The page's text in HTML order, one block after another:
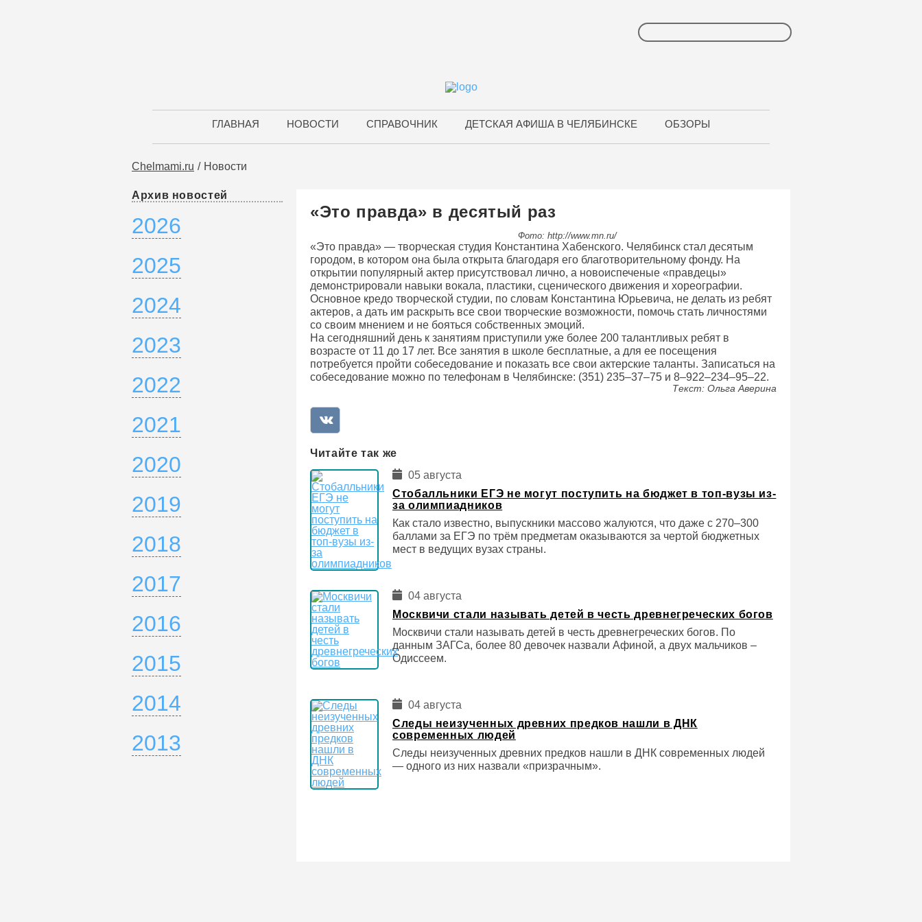
ГЛАВНАЯ НОВОСТИ СПРАВОЧНИК ДЕТСКАЯ АФИША В ЧЕЛЯБИНСКЕ ОБЗОРЫ
Chelmami.ru Новости
Архив новостей
2026
2025
2024
2023
2022
2021
2020
2019
2018
2017
2016
2015
2014
2013
«Это правда» в десятый раз
Фото: http://www.mn.ru/
«Это правда» — творческая студия Константина Хабенского. Челябинск стал десятым
городом, в котором она была открыта благодаря его благотворительному фонду. На
открытии популярный актер присутствовал лично, а новоиспеченые «правдецы»
демонстрировали навыки вокала, пластики, сценического движения и хореографии.
Основное кредо творческой студии, по словам Константина Юрьевича, не делать из ребят
актеров, а дать им раскрыть все свои творческие возможности, помочь стать личностями
со своим мнением и не бояться собственных эмоций.
На сегодняшний день к занятиям приступили уже более 200 талантливых ребят в
возрасте от 11 до 17 лет. Все занятия в школе бесплатные, а для ее посещения
потребуется пройти собеседование и показать все свои актерские таланты. Записаться на
собеседование можно по телефонам в Челябинске: (351) 235–37–75 и 8–922–234–95–22.
Текст: Ольга Аверина
Читайте так же
05 августа
Стобалльники ЕГЭ не могут поступить на бюджет в топ-вузы из-
за олимпиадников
Как стало известно, выпускники массово жалуются, что даже с 270–300
баллами за ЕГЭ по трём предметам оказываются за чертой бюджетных
мест в ведущих вузах страны.
04 августа
Москвичи стали называть детей в честь древнегреческих богов
Москвичи стали называть детей в честь древнегреческих богов. По
данным ЗАГСа, более 80 девочек назвали Афиной, а двух мальчиков –
Одиссеем.
04 августа
Следы неизученных древних предков нашли в ДНК
современных людей
Следы неизученных древних предков нашли в ДНК современных людей
— одного из них назвали «призрачным».